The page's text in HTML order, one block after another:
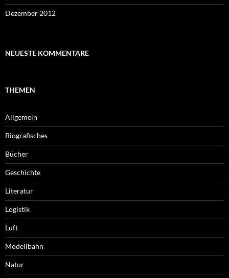
Dezember 2012
NEUESTE KOMMENTARE
THEMEN
Allgemein
Biografisches
Bücher
Geschichte
Literatur
Logistik
Luft
Modellbahn
Natur